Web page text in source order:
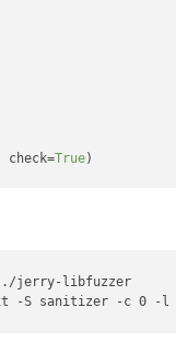
check=True)
./jerry-libfuzzer
-S sanitizer -c